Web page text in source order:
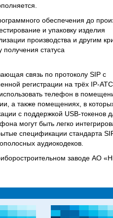
обеспечения до
и упаковку изделия
производства и другим
статуса
связь по протоколу SIP с
регистрации на трёх IP-АТС,
телефон в
а также помещениях, в
с поддержкой USB-токенов
могут быть легко
спецификации стандарта
аудиокодеков.
заводе АО